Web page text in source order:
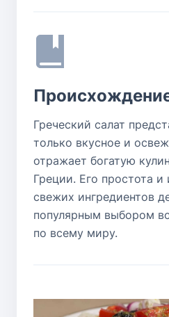
Греческий салат
только вкусное и
отражает богатую
Греции. Его простота и
свежих ингредиентов
популярным выбором
по всему миру.